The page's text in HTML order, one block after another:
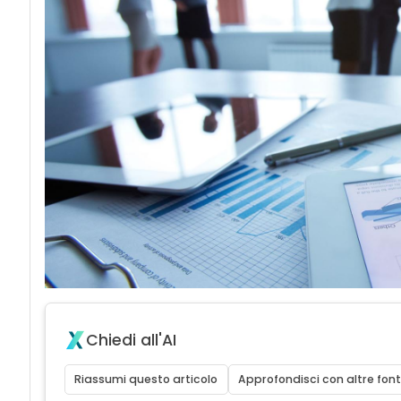
Chiedi all'AI
Riassumi questo articolo Approfondisci con altre